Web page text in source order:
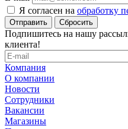
Я согласен на обработку
Сбросить
Подпишитесь на нашу
клиента!
Компания
О компании
Новости
Сотрудники
Вакансии
Магазины